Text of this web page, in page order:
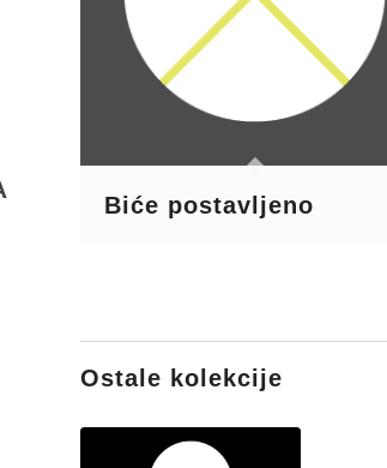
Biće postavljeno
Ostale kolekcije